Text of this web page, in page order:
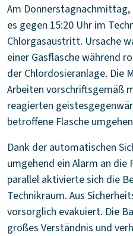
Am Donnerstagnachmittag,
es gegen 15:20 Uhr im
Chlorgasaustritt. Ursache
einer Gasflasche während
der Chlordosieranlage. Die
Arbeiten vorschriftsgemäß
reagierten
betroffene Flasche
Dank der automatischen
umgehend ein Alarm an die
parallel aktivierte sich die
Technikraum. Aus
vorsorglich evakuiert. Die
großes Verständnis und